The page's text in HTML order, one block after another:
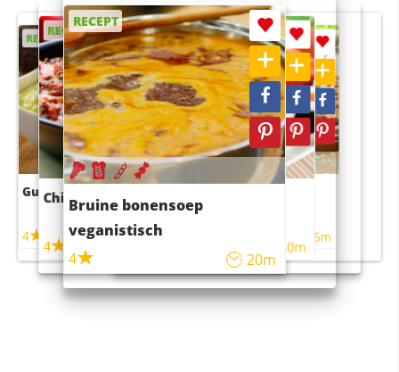
RECEPT
Guacamole
4
RECEPT
Chili con carne
4 45m
RECEPT
Bruine bonensoep
veganistisch
4
20m
RECEPT
Sushi rijstsalade
maaltijdsalade
40m
RECEPT
4 55m